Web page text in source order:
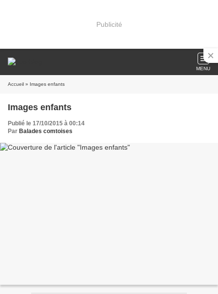
Publicité
MENU
Accueil » Images enfants
Images enfants
Publié le 17/10/2015 à 00:14
Par Balades comtoises